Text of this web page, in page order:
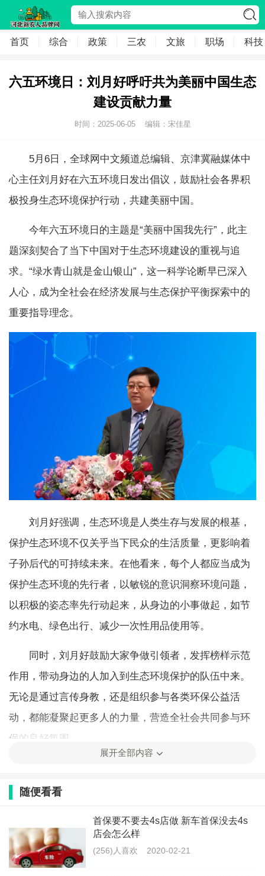
首页 综合 政策 三农 文旅 职场 科技
六五环境日：刘月好呼吁共为美丽中国生态
建设贡献力量
时间：2025-06-05 编辑：宋佳星
5月6日，全球网中文频道总编辑、京津冀融媒体中
心主任刘月好在六五环境日发出倡议，鼓励社会各界积
极投身生态环境保护行动，共建美丽中国。
今年六五环境日的主题是“美丽中国我先行”，此主
题深刻契合了当下中国对于生态环境建设的重视与追
求。“绿水青山就是金山银山”，这一科学论断早已深入
人心，成为全社会在经济发展与生态保护平衡探索中的
重要指导理念。
刘月好强调，生态环境是人类生存与发展的根基，
保护生态环境不仅关乎当下民众的生活质量，更影响着
子孙后代的可持续未来。在他看来，每个人都应当成为
保护生态环境的先行者，以敏锐的意识洞察环境问题，
以积极的姿态率先行动起来，从身边的小事做起，如节
约水电、绿色出行、减少一次性用品使用等。
同时，刘月好鼓励大家争做引领者，发挥榜样示范
作用，带动身边的人加入到生态环境保护的队伍中来。
无论是通过言传身教，还是组织参与各类环保公益活
动，都能凝聚起更多人的力量，营造全社会共同参与环
保的良好氛围。
入日常的生产生活中，企业要积极推进绿色生产、节能
则要在消费、出行等各个方面秉持绿色低碳原则。
刘月好表示，美丽中国的建设不是一句空洞的口
展开全部内容
随便看看
首保要不要去4s店做 新车首保没去4s
店会怎么样
(256)人喜欢 2020-02-21